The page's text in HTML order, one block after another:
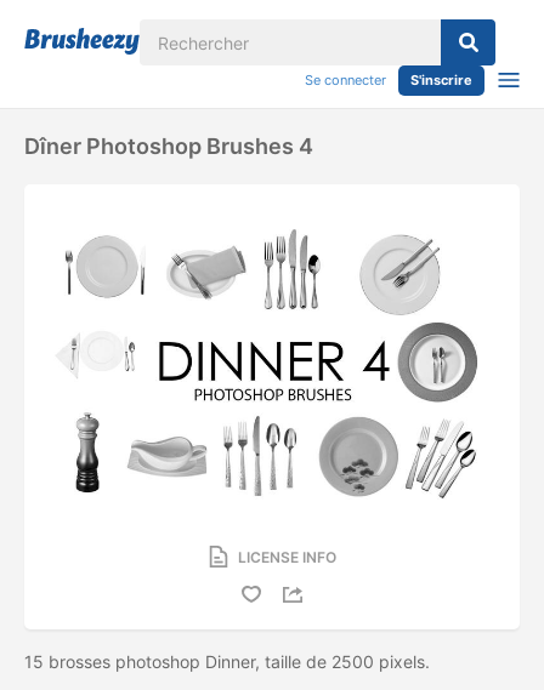
Se connecter S'inscrire
Dîner Photoshop Brushes 4
LICENSE INFO
15 brosses photoshop Dinner, taille de 2500 pixels.